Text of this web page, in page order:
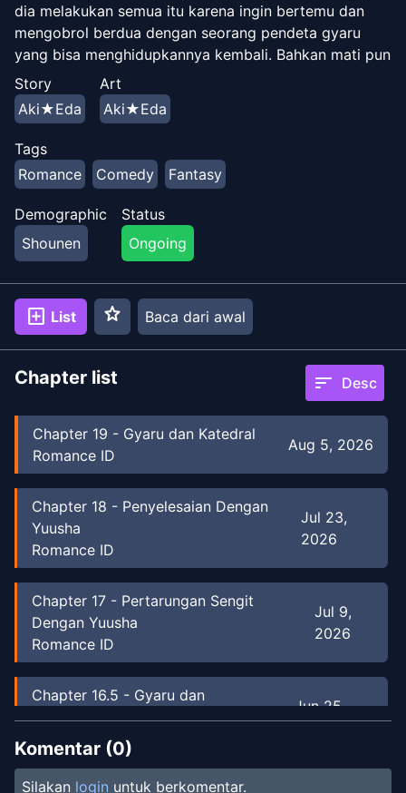
dia melakukan semua itu karena ingin bertemu dan
mengobrol berdua dengan seorang pendeta gyaru
yang bisa menghidupkannya kembali. Bahkan mati pun
tidak masalah baginya, selama dia bisa bertemu
dengannya lagi.
Story
Aki★Eda
Art
Aki★Eda
Tags
Romance
Comedy Fantasy
Demographic
Shounen
Status
Ongoing
add_box List star Baca dari awal
Chapter list sort Desc
Chapter 19 - Gyaru dan Katedral
Romance ID
Aug 5, 2026
Chapter 18 - Penyelesaian Dengan
Yuusha
Romance ID
Jul 23,
2026
Chapter 17 - Pertarungan Sengit
Dengan Yuusha
Romance ID
Jul 9,
2026
Chapter 16.5 - Gyaru dan
Kekhawatiran
Romance ID
Jun 25,
Komentar (0)
Silakan login untuk berkomentar.